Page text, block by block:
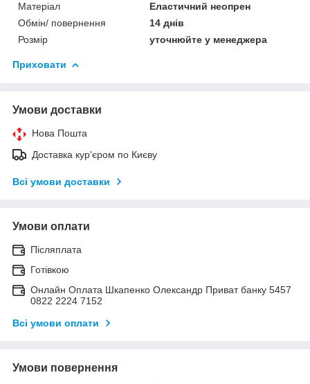
Матеріал
Еластичний неопрен
Обмін/ повернення
14 днів
Розмір
уточнюйте у менеджера
Приховати
Умови доставки
Нова Пошта
Доставка кур'єром по Києву
Всі умови доставки
Умови оплати
Післяплата
Готівкою
Онлайн Оплата Шкапенко Олександр Приват банку 5457
0822 2224 7152
Всі умови оплати
Умови повернення